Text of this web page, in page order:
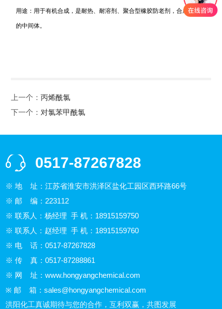
用途：用于有机合成，是耐热、耐溶剂、聚合型橡胶防老剂，合成NAPM
的中间体。
上一个：丙烯酰氯
下一个： 对氯苯甲酰氯
0517-87267828
※ 地 址：江苏省淮安市洪泽区盐化工园区西环路66号
※ 邮 编：223112
※ 联系人：杨经理 手 机：18915159750
※ 联系人：赵经理 手 机：18915159760
※ 电 话：0517-87267828
※ 传 真：0517-87288861
※ 网 址：www.hongyangchemical.com
※ 邮 箱：sales@hongyangchemical.com
洪阳化工真诚期待与您的合作，互利双赢，共图发展